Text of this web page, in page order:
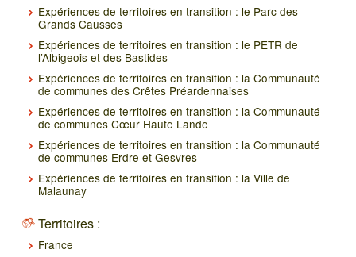
Expériences de territoires en transition : le Parc des
Grands Causses
Expériences de territoires en transition : le PETR de
l’Albigeois et des Bastides
Expériences de territoires en transition : la Communauté
de communes des Crêtes Préardennaises
Expériences de territoires en transition : la Communauté
de communes Cœur Haute Lande
Expériences de territoires en transition : la Communauté
de communes Erdre et Gesvres
Expériences de territoires en transition : la Ville de
Malaunay
Territoires :
France